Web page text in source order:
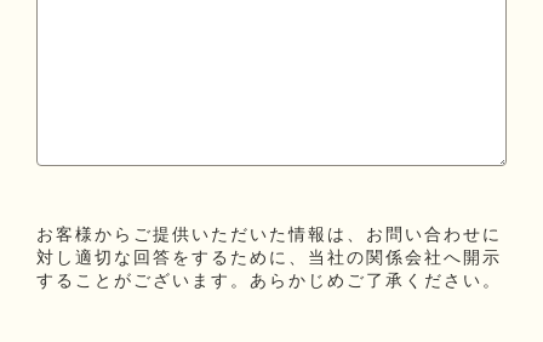
お客様からご提供いただいた情報は、お問い合わせに
対し適切な回答をするために、当社の関係会社へ開示
することがございます。あらかじめご了承ください。